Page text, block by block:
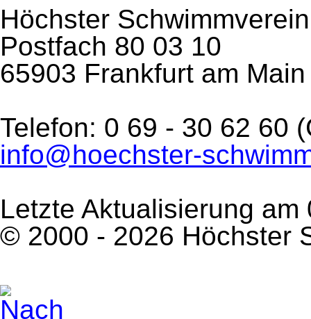
Höchster
Postfach 80 03 10
65903 Frankfurt am Main
Telefon: 0 69 - 30 62 60
info@hoechster-
Letzte Aktualisierung
© 2000 - 2026 Höchster